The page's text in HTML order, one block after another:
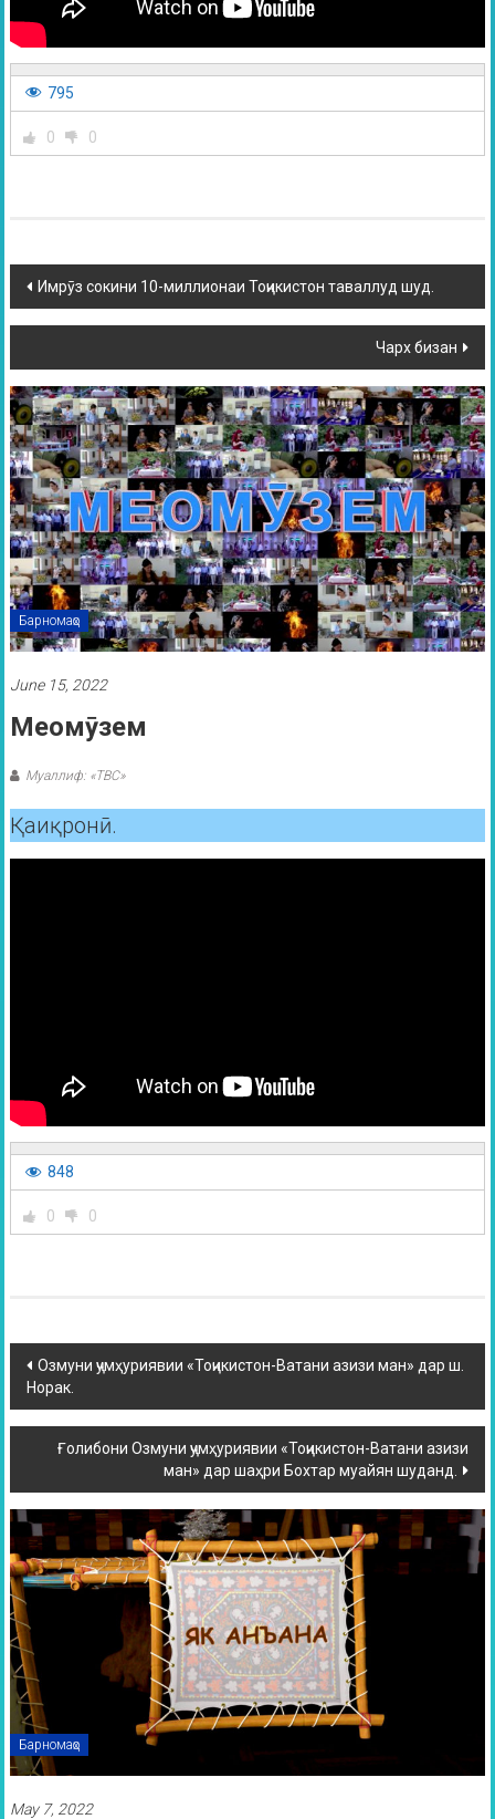
795
0 0
Имрӯз сокини 10-миллионаи Тоҷикистон таваллуд шуд.
Чарх бизан
Барномаҳо
June 15, 2022
Меомӯзем
Муаллиф: «ТВС»
Қаиқронӣ.
848
0 0
Озмуни ҷумҳуриявии «Тоҷикистон-Ватани азизи ман» дар ш.
Норак.
Ғолибони Озмуни ҷумҳуриявии «Тоҷикистон-Ватани азизи
ман» дар шаҳри Бохтар муайян шуданд.
Барномаҳо
May 7, 2022